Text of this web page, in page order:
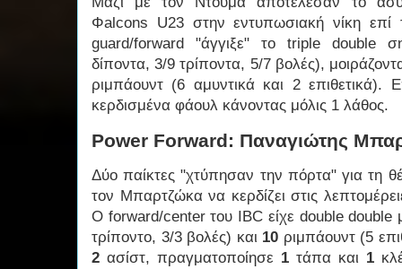
Φalcons U23 στην εντυπωσιακή νίκη επί
guard/forward "άγγιξε" το triple double
δίποντα, 3/9 τρίποντα, 5/7 βολές),
ριμπάουντ (6 αμυντικά και 2 επιθετικά).
κερδισμένα φάουλ κάνοντας μόλις 1 λάθος.
Power Forward: Παναγιώτης
Δύο παίκτες "χτύπησαν την πόρτα" για τη
τον Μπαρτζώκα να κερδίζει στις
Ο forward/center του IBC είχε double double
τρίποντο, 3/3 βολές) και 10 ριμπάουντ (5
2 ασίστ, πραγματοποίησε 1 τάπα και 1